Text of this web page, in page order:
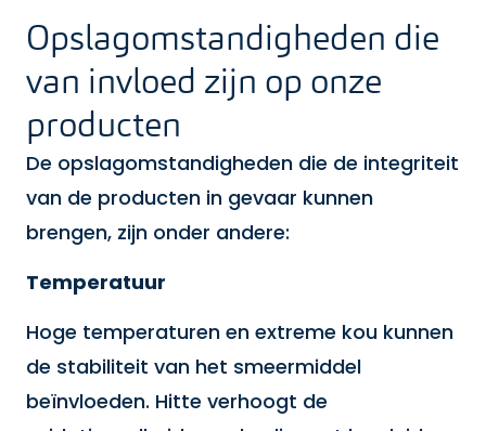
Opslagomstandigheden die
van invloed zijn op onze
producten
De opslagomstandigheden die de integriteit
van de producten in gevaar kunnen
brengen, zijn onder andere:
Temperatuur
Hoge temperaturen en extreme kou kunnen
de stabiliteit van het smeermiddel
beïnvloeden. Hitte verhoogt de